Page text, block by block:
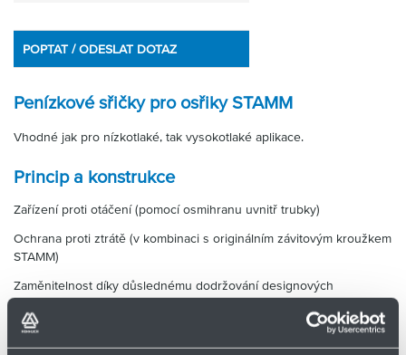
POPTAT / ODESLAT DOTAZ
Penízkové sřičky pro osřiky STAMM
Vhodné jak pro nízkotlaké, tak vysokotlaké aplikace.
Princip a konstrukce
Zařízení proti otáčení (pomocí osmihranu uvnitř trubky)
Ochrana proti ztrátě (v kombinaci s originálním závitovým kroužkem
STAMM)
Zaměnitelnost díky důslednému dodržování designových
Technické údaje